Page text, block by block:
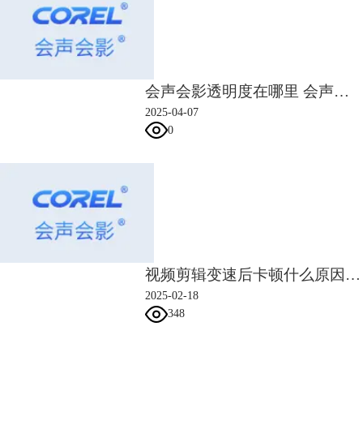
以上就是会声会影标题库的使用和修改方法介绍，相信大家在看了教程
后，对于会声会影标题库的使用有了进一步的了解。
会声会影透明度在哪里 会声会影透明度怎样调
2025-04-07
0
视频剪辑变速后卡顿什么原因 视频剪辑变速后卡顿怎么办
2025-02-18
348